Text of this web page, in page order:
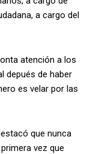
a cargo del
atención a los
depués de haber
es velar por las
que nunca
vez que